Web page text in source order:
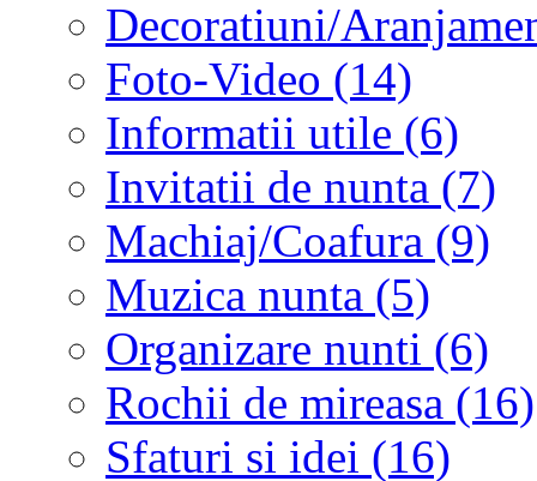
Decoratiuni/
Foto-Video (14)
Informatii utile (6)
Invitatii de nunta (7)
Machiaj/Coafura (9)
Muzica nunta (5)
Organizare nunti (6)
Rochii de mireasa (16)
Sfaturi si idei (16)